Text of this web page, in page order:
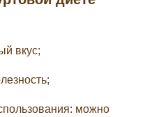
вкус;
можно